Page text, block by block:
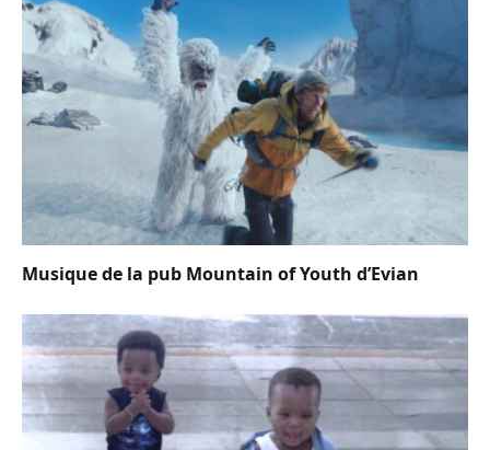
Musique de la pub Mountain of Youth d’Evian